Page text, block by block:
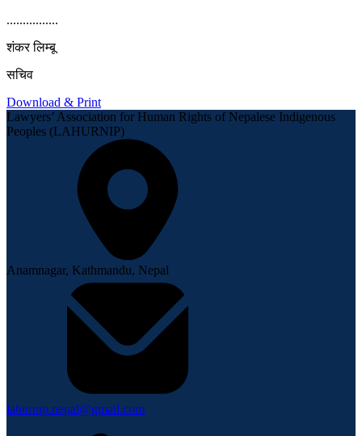
................
शंकर लिम्बू
सचिव
Download & Print
Lawyers’ Association for Human Rights of Nepalese Indigenous
Peoples (LAHURNIP)
Anamnagar, Kathmandu, Nepal
lahurnip.nepal@gmail.com